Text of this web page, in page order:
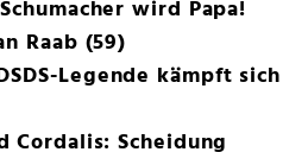
wird Papa!
Raab (59)
Legende kämpft sich
Cordalis: Scheidung